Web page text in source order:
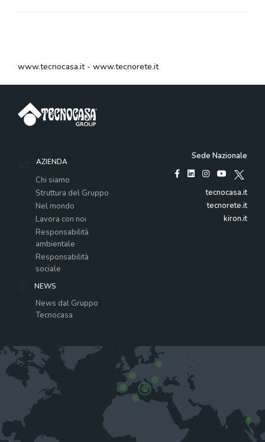
www.tecnocasa.it- www.tecnorete.it
AZIENDA
Chi siamo
Struttura del Gruppo
Nel mondo
Lavora con noi
Responsabilità
ambientale
Responsabilità
sociale
NEWS
News dal Gruppo
Tecnocasa
Sede Nazionale
tecnocasa.it
tecnorete.it
kiron.it